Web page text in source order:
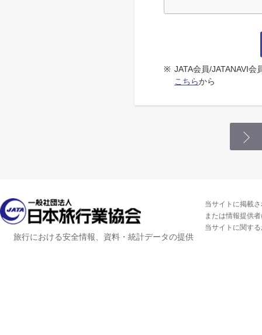
※ JATA会員/JATANAVI
こちらから
旅行における安全情報、資料・統計データの提供
当サイトに掲載
または情報提供
当サイトに関す